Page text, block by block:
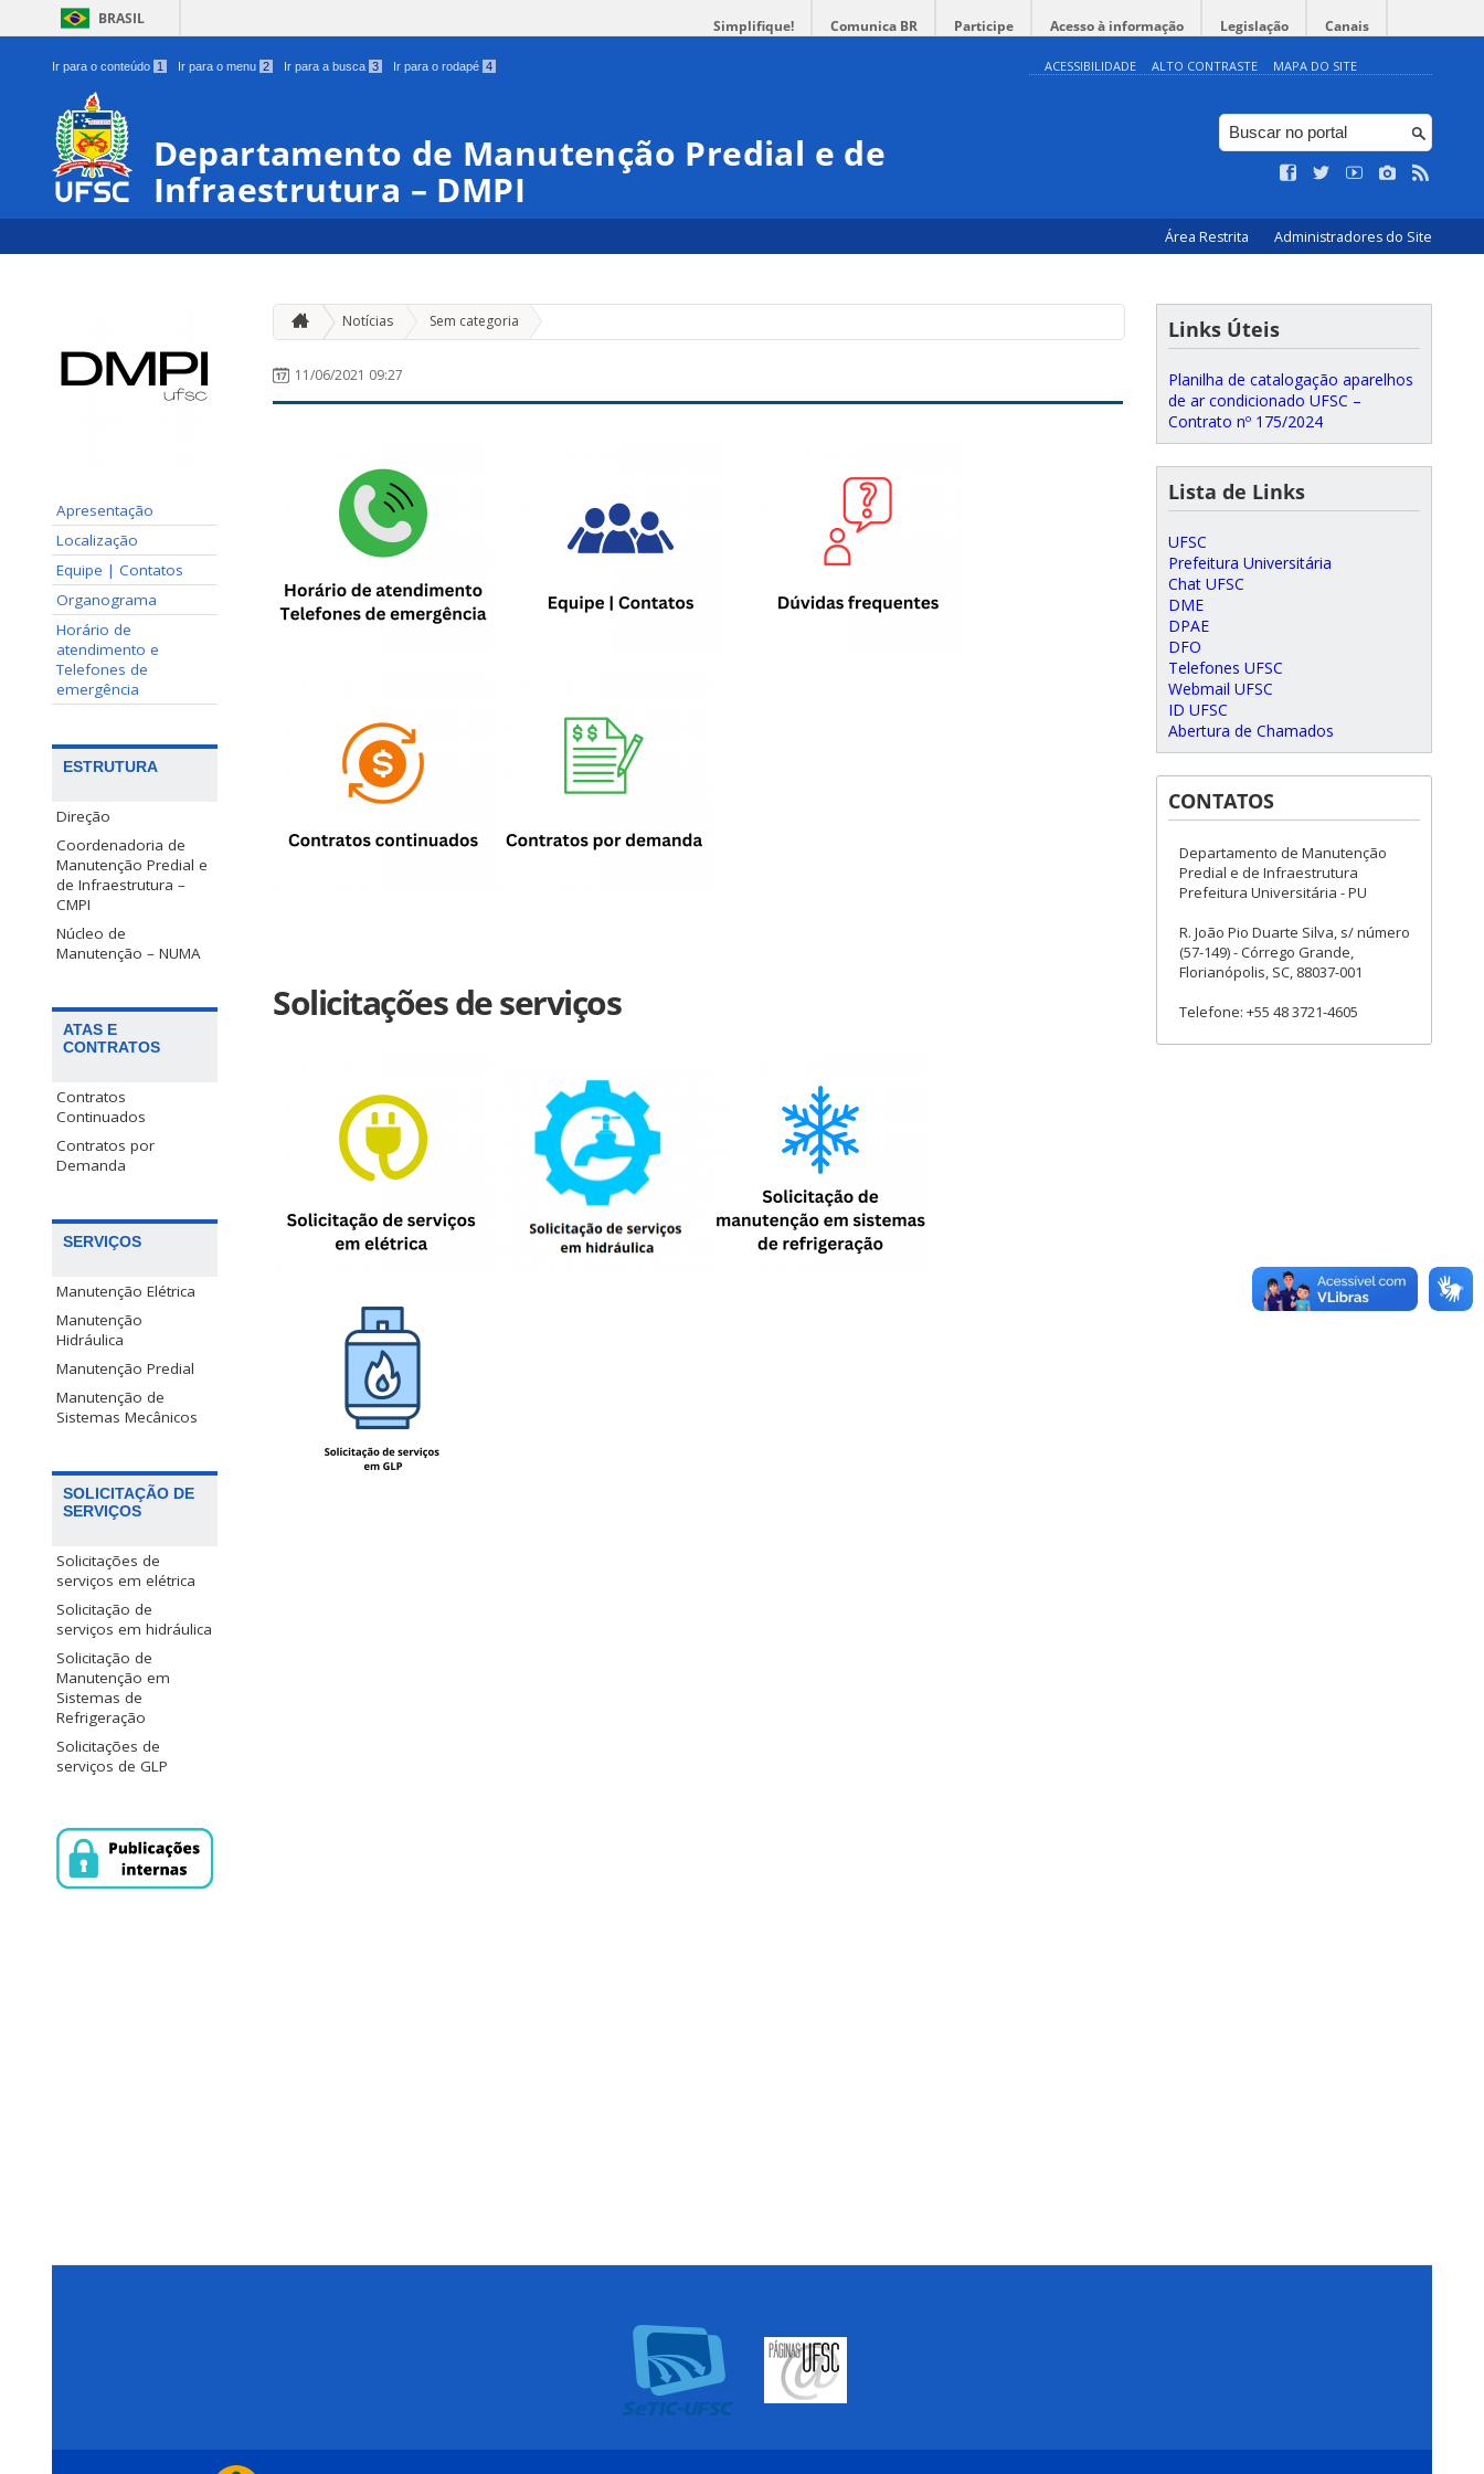
BRASIL Simplifique! Comunica BR Participe Acesso à informação Legislação Canais
Ir para o conteúdo 1 Ir para o menu 2 Ir para a busca 3 Ir para o rodapé 4 ACESSIBILIDADE ALTO CONTRASTE MAPA DO SITE
Departamento de Manutenção Predial e de
Infraestrutura – DMPI
Área Restrita Administradores do Site
Apresentação
Localização
Equipe | Contatos
Organograma
Horário de
atendimento e
Telefones de
emergência
ESTRUTURA
Direção
Coordenadoria de
Manutenção Predial e
de Infraestrutura –
CMPI
Núcleo de
Manutenção – NUMA
ATAS E
CONTRATOS
Contratos
Continuados
Contratos por
Demanda
SERVIÇOS
Manutenção Elétrica
Manutenção
Hidráulica
Manutenção Predial
Manutenção de
Sistemas Mecânicos
SOLICITAÇÃO DE
SERVIÇOS
Solicitações de
serviços em elétrica
Solicitação de
serviços em hidráulica
Solicitação de
Manutenção em
Sistemas de
Refrigeração
Solicitações de
serviços de GLP
Notícias Sem categoria »
11/06/2021 09:27
Solicitações de serviços
Links Úteis
Planilha de catalogação aparelhos
de ar condicionado UFSC –
Contrato nº 175/2024
Lista de Links
UFSC
Prefeitura Universitária
Chat UFSC
DME
DPAE
DFO
Telefones UFSC
Webmail UFSC
ID UFSC
Abertura de Chamados
CONTATOS
Departamento de Manutenção
Predial e de Infraestrutura
Prefeitura Universitária - PU
R. João Pio Duarte Silva, s/ número
(57-149) - Córrego Grande,
Florianópolis, SC, 88037-001
Telefone: +55 48 3721-4605